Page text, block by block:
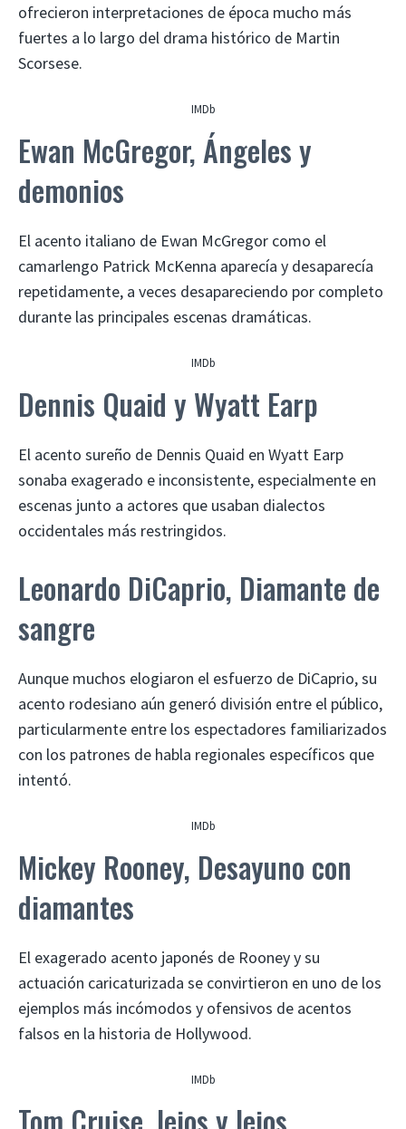
ofrecieron interpretaciones de época mucho más
fuertes a lo largo del drama histórico de Martin
Scorsese.
IMDb
Ewan McGregor, Ángeles y
demonios
El acento italiano de Ewan McGregor como el
camarlengo Patrick McKenna aparecía y desaparecía
repetidamente, a veces desapareciendo por completo
durante las principales escenas dramáticas.
IMDb
Dennis Quaid y Wyatt Earp
El acento sureño de Dennis Quaid en Wyatt Earp
sonaba exagerado e inconsistente, especialmente en
escenas junto a actores que usaban dialectos
occidentales más restringidos.
Leonardo DiCaprio, Diamante de
sangre
Aunque muchos elogiaron el esfuerzo de DiCaprio, su
acento rodesiano aún generó división entre el público,
particularmente entre los espectadores familiarizados
con los patrones de habla regionales específicos que
intentó.
IMDb
Mickey Rooney, Desayuno con
diamantes
El exagerado acento japonés de Rooney y su
actuación caricaturizada se convirtieron en uno de los
ejemplos más incómodos y ofensivos de acentos
falsos en la historia de Hollywood.
IMDb
Tom Cruise, lejos y lejos